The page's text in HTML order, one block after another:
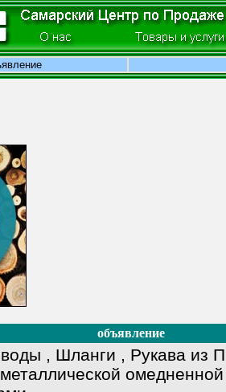
объявление
, Шланги , Рукава из